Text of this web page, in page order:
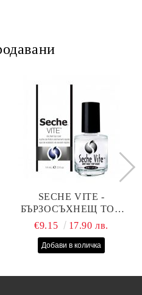
SECHE VITE -
БЪРЗОСЪХНЕЩ ТОП
ЛАК - 14 МЛ
€9.15 17.90 лв.